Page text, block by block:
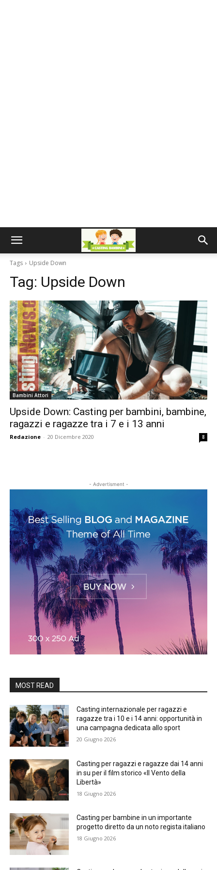
Tags Upside Down
Tag: Upside Down
Bambini Attori
Upside Down: Casting per bambini, bambine,
ragazzi e ragazze tra i 7 e i 13 anni
Redazione - 20 Dicembre 2020 8
- Advertisment -
MOST READ
Casting internazionale per ragazzi e
ragazze tra i 10 e i 14 anni: opportunità in
una campagna dedicata allo sport
20 Giugno 2026
Casting per ragazzi e ragazze dai 14 anni
in su per il film storico «Il Vento della
Libertà»
18 Giugno 2026
Casting per bambine in un importante
progetto diretto da un noto regista italiano
18 Giugno 2026